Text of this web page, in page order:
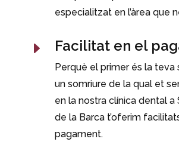
especialitzat en l’àrea que
E Facilitat en el
Perquè el primer és la teva
un somriure de la qual et
en la nostra clínica dental a
de la Barca t’oferim
pagament.